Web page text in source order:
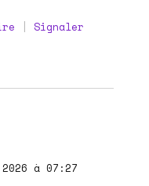
| Signaler
à 07:27